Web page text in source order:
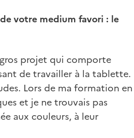
votre medium favori : le
gros projet qui comporte
de travailler à la tablette.
Lors de ma formation en
et je ne trouvais pas
aux couleurs, à leur